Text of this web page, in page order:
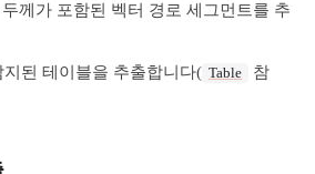
께가 포함된 벡터 경로 세그먼트를 추
된 테이블을 추출합니다( Table
참